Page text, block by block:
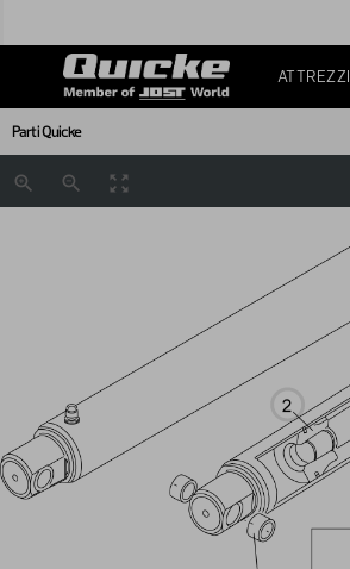
ATTREZZI
Parti Quicke